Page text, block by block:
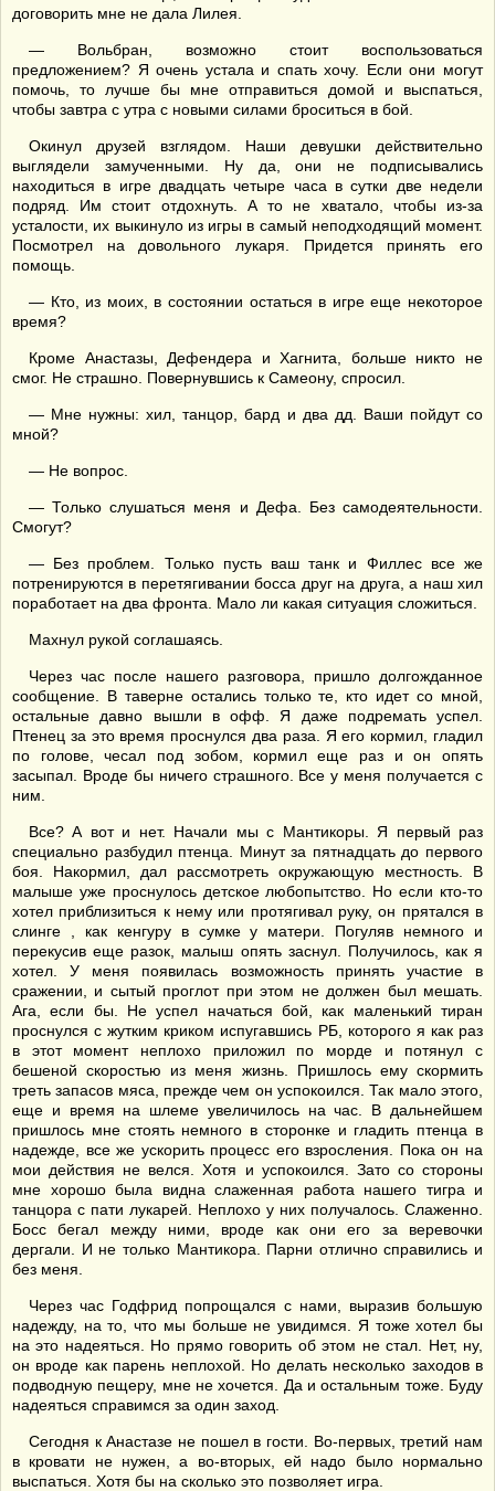
договорить мне не дала Лилея.
— Вольбран, возможно стоит воспользоваться
предложением? Я очень устала и спать хочу. Если они могут
помочь, то лучше бы мне отправиться домой и выспаться,
чтобы завтра с утра с новыми силами броситься в бой.
Окинул друзей взглядом. Наши девушки действительно
выглядели замученными. Ну да, они не подписывались
находиться в игре двадцать четыре часа в сутки две недели
подряд. Им стоит отдохнуть. А то не хватало, чтобы из-за
усталости, их выкинуло из игры в самый неподходящий момент.
Посмотрел на довольного лукаря. Придется принять его
помощь.
— Кто, из моих, в состоянии остаться в игре еще некоторое
время?
Кроме Анастазы, Дефендера и Хагнита, больше никто не
смог. Не страшно. Повернувшись к Самеону, спросил.
— Мне нужны: хил, танцор, бард и два дд. Ваши пойдут со
мной?
— Не вопрос.
— Только слушаться меня и Дефа. Без самодеятельности.
Смогут?
— Без проблем. Только пусть ваш танк и Филлес все же
потренируются в перетягивании босса друг на друга, а наш хил
поработает на два фронта. Мало ли какая ситуация сложиться.
Махнул рукой соглашаясь.
Через час после нашего разговора, пришло долгожданное
сообщение. В таверне остались только те, кто идет со мной,
остальные давно вышли в офф. Я даже подремать успел.
Птенец за это время проснулся два раза. Я его кормил, гладил
по голове, чесал под зобом, кормил еще раз и он опять
засыпал. Вроде бы ничего страшного. Все у меня получается с
ним.
Все? А вот и нет. Начали мы с Мантикоры. Я первый раз
специально разбудил птенца. Минут за пятнадцать до первого
боя. Накормил, дал рассмотреть окружающую местность. В
малыше уже проснулось детское любопытство. Но если кто-то
хотел приблизиться к нему или протягивал руку, он прятался в
слинге , как кенгуру в сумке у матери. Погуляв немного и
перекусив еще разок, малыш опять заснул. Получилось, как я
хотел. У меня появилась возможность принять участие в
сражении, и сытый проглот при этом не должен был мешать.
Ага, если бы. Не успел начаться бой, как маленький тиран
проснулся с жутким криком испугавшись РБ, которого я как раз
в этот момент неплохо приложил по морде и потянул с
бешеной скоростью из меня жизнь. Пришлось ему скормить
треть запасов мяса, прежде чем он успокоился. Так мало этого,
еще и время на шлеме увеличилось на час. В дальнейшем
пришлось мне стоять немного в сторонке и гладить птенца в
надежде, все же ускорить процесс его взросления. Пока он на
мои действия не велся. Хотя и успокоился. Зато со стороны
мне хорошо была видна слаженная работа нашего тигра и
танцора с пати лукарей. Неплохо у них получалось. Слаженно.
Босс бегал между ними, вроде как они его за веревочки
дергали. И не только Мантикора. Парни отлично справились и
без меня.
Через час Годфрид попрощался с нами, выразив большую
надежду, на то, что мы больше не увидимся. Я тоже хотел бы
на это надеяться. Но прямо говорить об этом не стал. Нет, ну,
он вроде как парень неплохой. Но делать несколько заходов в
подводную пещеру, мне не хочется. Да и остальным тоже. Буду
надеяться справимся за один заход.
Сегодня к Анастазе не пошел в гости. Во-первых, третий нам
в кровати не нужен, а во-вторых, ей надо было нормально
выспаться. Хотя бы на сколько это позволяет игра.